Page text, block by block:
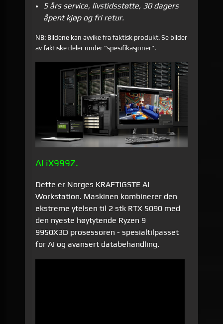
5 års service, livstidsstøtte,30 dagers
åpent kjøp og fri retur.
NB: Bildene kan avvike fra faktisk produkt. Se bilder
av faktiske deler under "spesifikasjoner".
AI iX999Z.
Dette er Norges KRAFTIGSTE AI
Workstation. Maskinen kombinerer den
ekstreme ytelsen til 2 stk RTX 5090 med
den nyeste høytytende Ryzen 9
9950X3D prosessoren - spesialtilpasset
for AI og avansert databehandling.